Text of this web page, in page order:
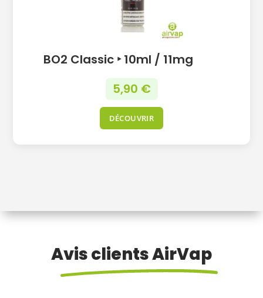
BO2 Classic ‣ 10ml / 11mg
5,90 €
DÉCOUVRIR
Avis clients AirVap